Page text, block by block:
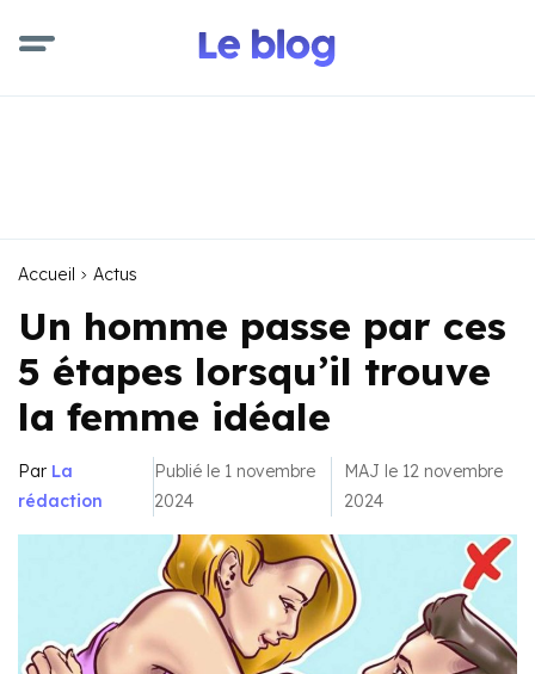
Accueil Actus
Un homme passe par ces
5 étapes lorsqu’il trouve
la femme idéale
Par La
rédaction
Publié le 1 novembre
2024
MAJ le 12 novembre
2024